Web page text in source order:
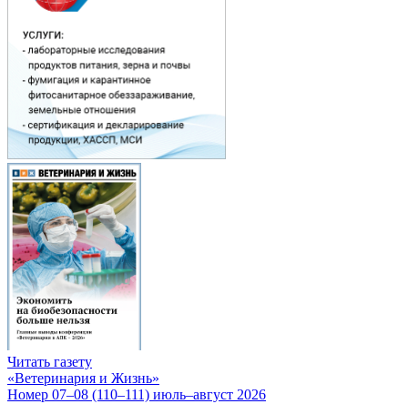
Читать газету
«Ветеринария и Жизнь»
Номер 07–08 (110–111) июль–август 2026